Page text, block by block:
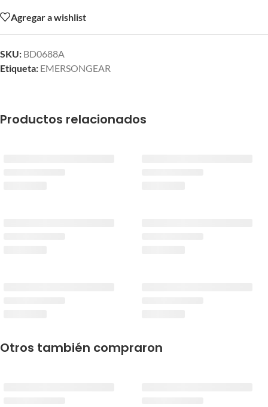
Agregar a wishlist
SKU: BD0688A
Etiqueta: EMERSONGEAR
Productos relacionados
Otros también compraron